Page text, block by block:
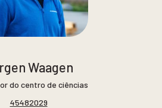
Waagen
do centro de ciências
45482029